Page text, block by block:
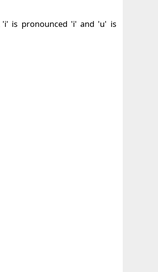
'i' is pronounced 'i' and 'u' is